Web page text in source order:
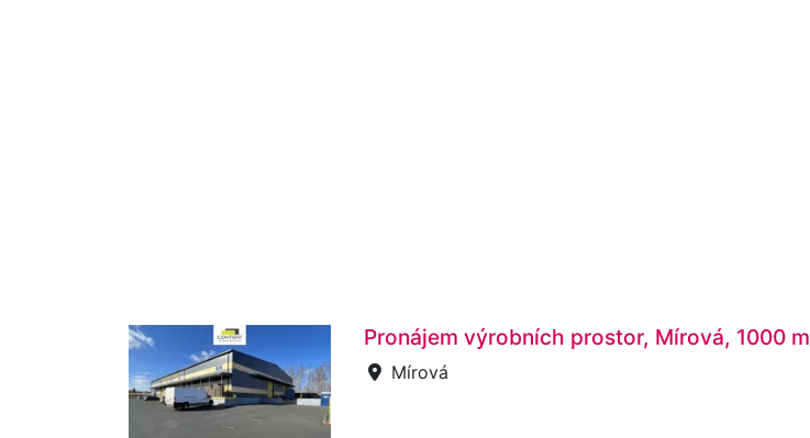
Pronájem výrobních prostor, Mírová, 1000 m
Mírová